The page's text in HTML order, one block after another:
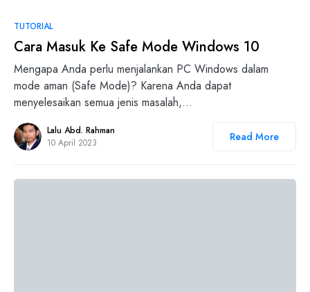
TUTORIAL
Cara Masuk Ke Safe Mode Windows 10
Mengapa Anda perlu menjalankan PC Windows dalam
mode aman (Safe Mode)? Karena Anda dapat
menyelesaikan semua jenis masalah,…
Lalu Abd. Rahman
10 April 2023
Read More